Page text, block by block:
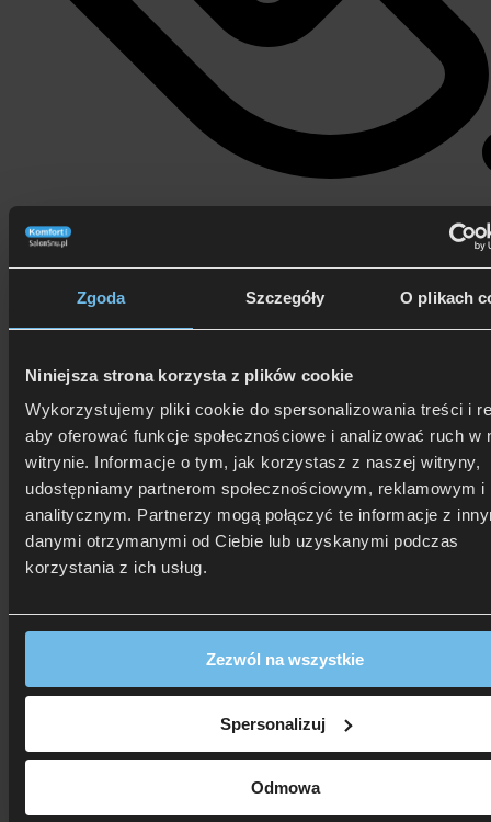
Zgoda Szczegóły O plikach
Niniejsza strona korzysta z plików cookie
Wykorzystujemy pliki cookie do spersonalizowania treści i
aby oferować funkcje społecznościowe i analizować ruch w
witrynie. Informacje o tym, jak korzystasz z naszej witryny,
udostępniamy partnerom społecznościowym, reklamowym i
analitycznym. Partnerzy mogą połączyć te informacje z
danymi otrzymanymi od Ciebie lub uzyskanymi podczas
korzystania z ich usług.
Zezwól na wszystkie
Spersonalizuj
Odmowa
506 626 678
Zadzwoń i dowiedz się, jak dostać rabat!
Opis Dodatkowe informacje Opinie
Zagłówek Z
BOX Multisystem prosty, klasyczny zagłówek
delikatnie podzielony na dwie części o lekko wypukłej konstrukcji.
Bogata i szeroka gama kolorystyczna tkanin pozwolą
na zaprojektowanie modelu zgodnie z własnymi preferencjami.
Zagłówek prosty Z55 Box Multisystem
M&K Foam Koło
własnego łóżka.
Zagłówek Z55 pasujący do każdego korpusu z serii Box
Prosty, klasyczny i spokojny charakter zagłówka świetnie
zaprezentuje się zarówno w dużych jak i małych sypialniach.
10% do ceny. Ponadto możliwość zamówienia zagłówka wyższego
oraz innej szerokości niż standardowa.